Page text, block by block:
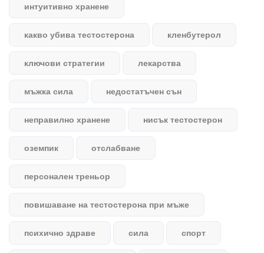
интуитивно хранене
какво убива тестостерона кленбутерол
ключови стратегии лекарства
мъжка сила недостатъчен сън
неправилно хранене нисък тестостерон
оземпик отслабване
персонален треньор
повишаване на тестостерона при мъже
психично здраве сила спорт